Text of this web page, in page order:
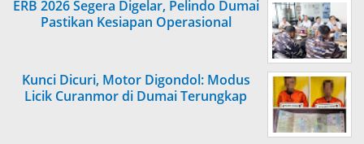
ERB 2026 Segera Digelar, Pelindo Dumai
Pastikan Kesiapan Operasional
Kunci Dicuri, Motor Digondol: Modus
Licik Curanmor di Dumai Terungkap